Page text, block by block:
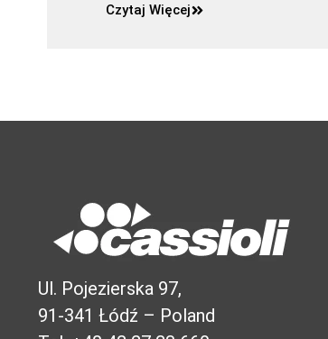
Czytaj Więcej
Ul. Pojezierska 97,
91-341 Łódź – Poland